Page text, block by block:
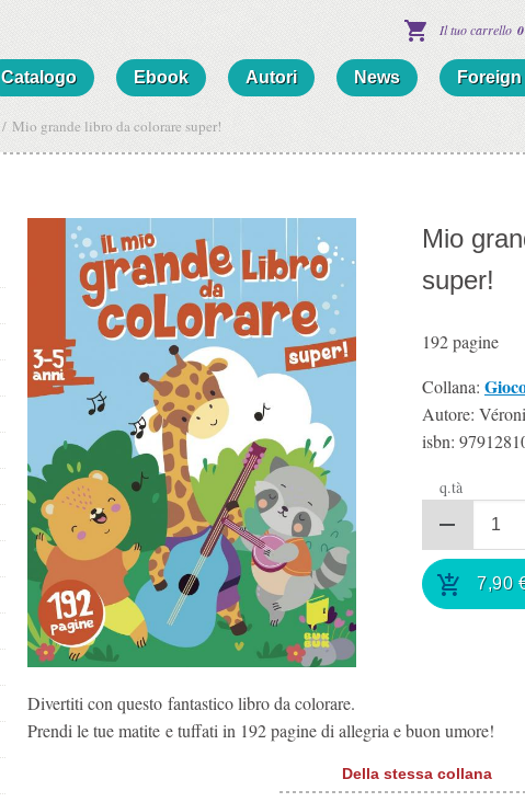
Il tuo carrello
Catalogo Ebook Autori News
Mio grande libro da colorare super!
Mio
super!
192pagine
Collana:
Autore:
isbn:
q.tà
7,90
Divertiti con questo fantastico libro da colorare.
Prendi le tue matite e tuffati in 192 pagine di allegria e buon umore!
Della stessa collana